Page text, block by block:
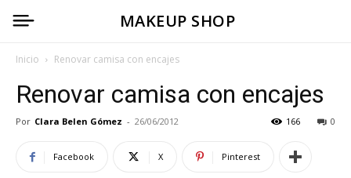
MAKEUP SHOP
Inicio Renovar camisa con encajes
Renovar camisa con encajes
Por Clara Belen Gómez - 26/06/2012 0
166
Facebook X Pinterest